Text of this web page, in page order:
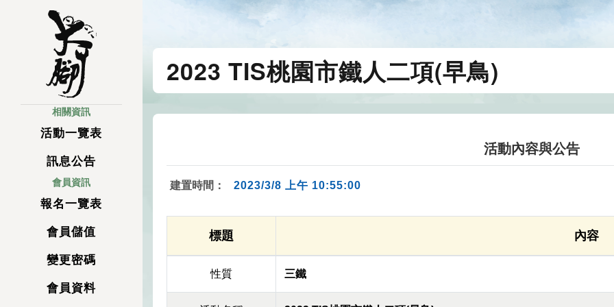
相關資訊
活動一覽表
訊息公告
會員資訊
報名一覽表
會員儲值
變更密碼
會員資料
2023 TIS桃園市鐵人二項(早鳥)
活動內容與公告
建置時間： 2023/3/8 上午 10:55:00
標題 內容
性質 三鐵